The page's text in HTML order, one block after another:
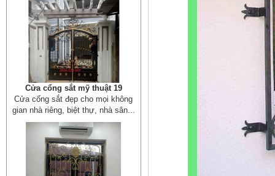
Cửa cổng sắt mỹ thuật 19
Cửa cống sắt đẹp cho mọi không
gian nhà riêng, biệt thự, nhà sân...